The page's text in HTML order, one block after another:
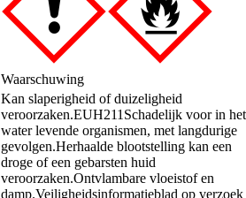
Waarschuwing
Kan slaperigheid of duizeligheid
veroorzaken.EUH211 Schadelijk voor in het
water levende organismen, met langdurige
gevolgen.Herhaalde blootstelling kan een
droge of een gebarsten huid
veroorzaken.Ontvlambare vloeistof en
damp.Veiligheidsinformatieblad op verzoek